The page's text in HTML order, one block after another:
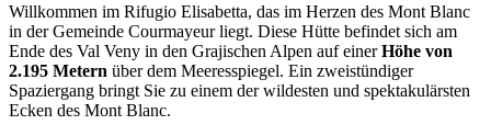
Willkommen im Rifugio Elisabetta, das im Herzen des Mont Blanc
in der Gemeinde Courmayeur liegt. Diese Hütte befindet sich am
Ende des Val Veny in den Grajischen Alpen auf einerHöhe von
2.195 Metern über dem Meeresspiegel. Ein zweistündiger
Spaziergang bringt Sie zu einem der wildesten und spektakulärsten
Ecken des Mont Blanc.